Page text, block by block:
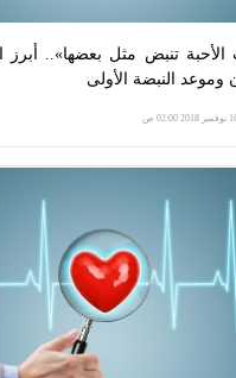
الأحبة تنبض مثل بعضها»..
وموعد النبضة الأولى